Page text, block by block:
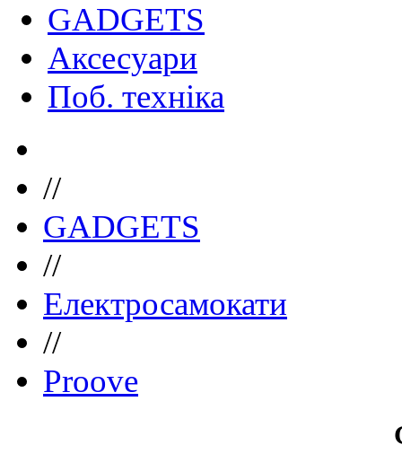
GADGETS
Аксесуари
Поб. техніка
//
GADGETS
//
Електросамокати
//
Proove